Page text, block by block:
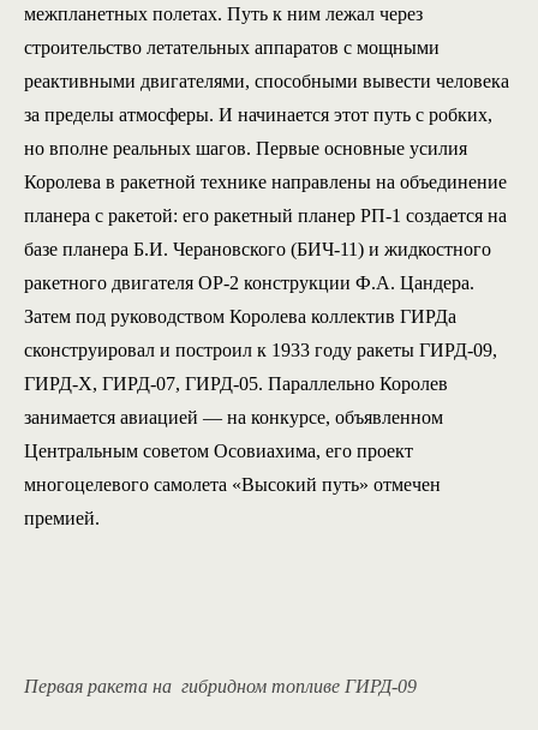
межпланетных полетах. Путь к ним лежал через
строительство летательных аппаратов с мощными
реактивными двигателями, способными вывести человека
за пределы атмосферы. И начинается этот путь с робких,
но вполне реальных шагов. Первые основные усилия
Королева в ракетной технике направлены на объединение
планера с ракетой: его ракетный планер РП-1 создается на
базе планера Б.И. Черановского (БИЧ-11) и жидкостного
ракетного двигателя ОР-2 конструкции Ф.А. Цандера.
Затем под руководством Королева коллектив ГИРДа
сконструировал и построил к 1933 году ракеты ГИРД-09,
ГИРД-Х, ГИРД-07, ГИРД-05. Параллельно Королев
занимается авиацией — на конкурсе, объявленном
Центральным советом Осовиахима, его проект
многоцелевого самолета «Высокий путь» отмечен
премией.
Первая ракета на гибридном топливе ГИРД-09